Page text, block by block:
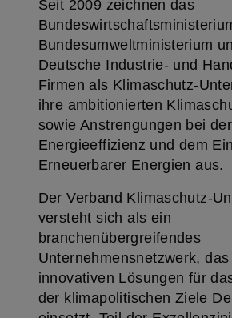
Seit 2009 zeichnen das
Bundesumweltministerium
Deutsche Industrie- und
Firmen als Klimaschutz-
ihre ambitionierten
sowie Anstrengungen bei der
Energieeffizienz und dem
Erneuerbarer Energien aus.
Der Verband Klimaschutz-
versteht sich als ein
branchenübergreifendes
Unternehmensnetzwerk,
innovativen Lösungen für
der klimapolitischen Ziele